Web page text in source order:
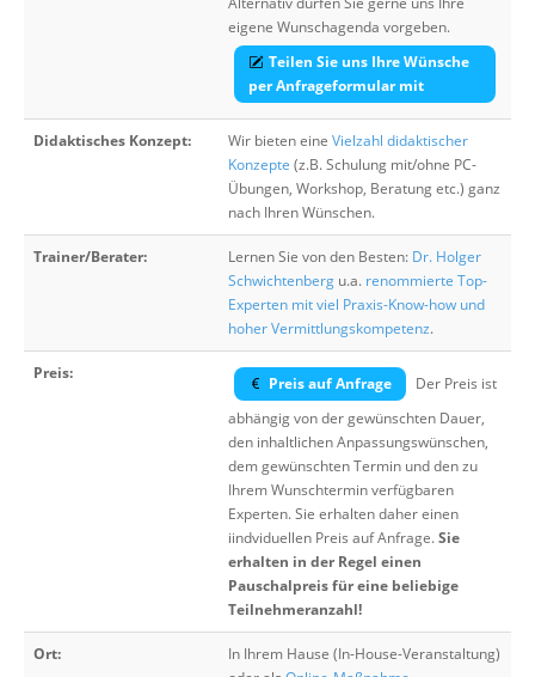
eigene Wunschagenda vorgeben.
Teilen Sie uns Ihre Wünsche
per Anfrageformular mit
Didaktisches Konzept: Wir bieten eine Vielzahl didaktischer
Konzepte (z.B. Schulung mit/ohne PC-
Übungen, Workshop, Beratung etc.) ganz
nach Ihren Wünschen.
Trainer/Berater: Lernen Sie von den Besten: Dr. Holger
Schwichtenberg u.a. renommierte Top-
Experten mit viel Praxis-Know-how und
hoher Vermittlungskompetenz.
Preis:
Preis auf Anfrage
Der Preis ist
abhängig von der gewünschten Dauer,
den inhaltlichen Anpassungswünschen,
dem gewünschten Termin und den zu
Ihrem Wunschtermin verfügbaren
Experten. Sie erhalten daher einen
iindviduellen Preis auf Anfrage.Sie
erhalten in der Regel einen
Pauschalpreis für eine beliebige
Teilnehmeranzahl!
Ort:
In Ihrem Hause (In-House-Veranstaltung)